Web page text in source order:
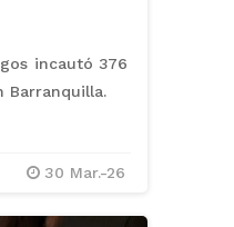
incautó 376
Barranquilla.
30 Mar.-26